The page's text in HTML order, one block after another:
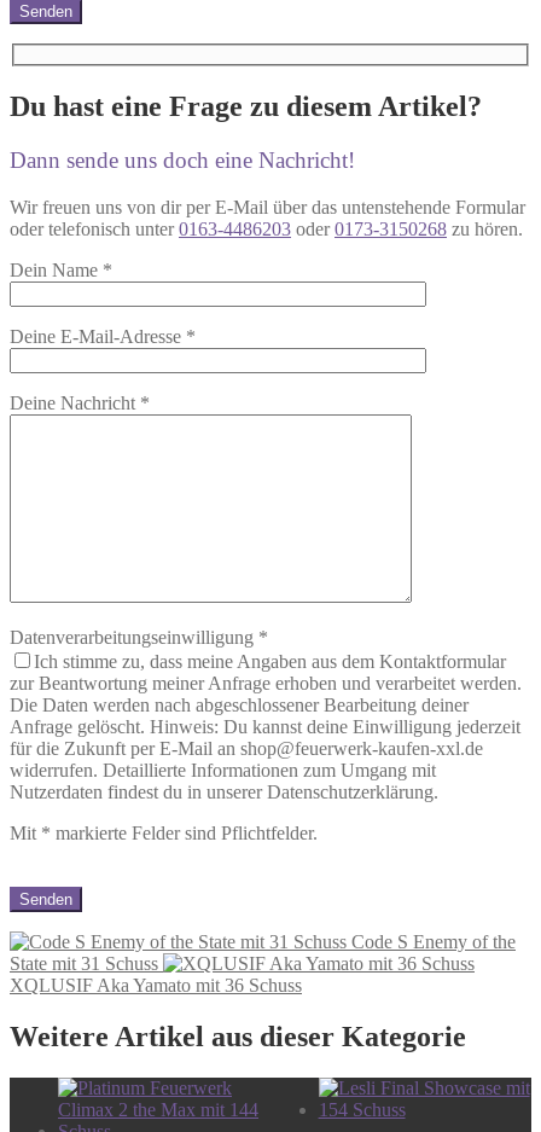
Du hast eine Frage zu diesem Artikel?
Dann sende uns doch eine Nachricht!
Wir freuen uns von dir per E-Mail über das untenstehende Formular
oder telefonisch unter0163-4486203 oder0173-3150268 zu hören.
Dein Name *
Deine E-Mail-Adresse *
Deine Nachricht *
Datenverarbeitungseinwilligung *
Ich stimme zu, dass meine Angaben aus dem Kontaktformular
zur Beantwortung meiner Anfrage erhoben und verarbeitet werden.
Die Daten werden nach abgeschlossener Bearbeitung deiner
Anfrage gelöscht. Hinweis: Du kannst deine Einwilligung jederzeit
für die Zukunft per E-Mail an shop@feuerwerk-kaufen-xxl.de
widerrufen. Detaillierte Informationen zum Umgang mit
Nutzerdaten findest du in unserer Datenschutzerklärung.
Mit * markierte Felder sind Pflichtfelder.
Code S Enemy of the
State mit 31 Schuss
XQLUSIF Aka Yamato mit 36 Schuss
Weitere Artikel aus dieser Kategorie